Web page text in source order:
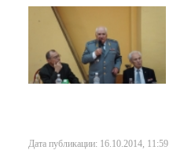
Дата публикации: 16.10.2014, 11:59